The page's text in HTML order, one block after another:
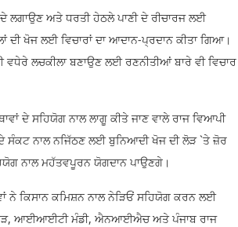
ਲਗਾਉਣ ਅਤੇ ਧਰਤੀ ਹੇਠਲੇ ਪਾਣੀ ਦੇ ਰੀਚਾਰਜ ਲਈ
ਦੀ ਖੋਜ ਲਈ ਵਿਚਾਰਾਂ ਦਾ ਆਦਾਨ-ਪ੍ਰਦਾਨ ਕੀਤਾ ਗਿਆ।
ਲਚਕੀਲਾ ਬਣਾਉਣ ਲਈ ਰਣਨੀਤੀਆਂ ਬਾਰੇ ਵੀ ਵਿਚਾਰ
ਦੇ ਸਹਿਯੋਗ ਨਾਲ ਲਾਗੂ ਕੀਤੇ ਜਾਣ ਵਾਲੇ ਰਾਜ ਵਿਆਪੀ
ਸੰਕਟ ਨਾਲ ਨਜਿੱਠਣ ਲਈ ਬੁਨਿਆਦੀ ਖੋਜ ਦੀ ਲੋੜ `ਤੇ ਜ਼ੋਰ
ਨਾਲ ਮਹੱਤਵਪੂਰਨ ਯੋਗਦਾਨ ਪਾਉਣਗੇ।
ਨੇ ਕਿਸਾਨ ਕਮਿਸ਼ਨ ਨਾਲ ਨੇੜਿਓਂ ਸਹਿਯੋਗ ਕਰਨ ਲਈ
ਆਈਆਈਟੀ ਮੰਡੀ, ਐਨਆਈਐਚ ਅਤੇ ਪੰਜਾਬ ਰਾਜ